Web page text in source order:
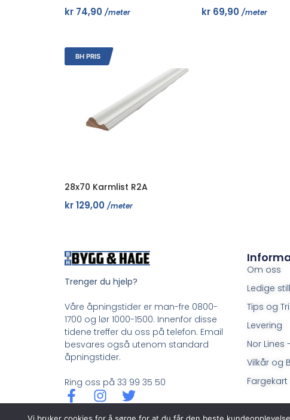
kr74,90 /meter kr 69,90 /meter
BH PRIS
28x70 Karmlist R2A
kr129,00 /meter
Trenger du hjelp?
Våre åpningstider er man-fre 0800-
1700 og lør 1000-1500. Innenfor disse
tidene treffer du oss på telefon. Email
besvares også utenom standard
åpningstider.
Ring oss på 33 99 35 50
Om oss
Ledige
Tips og
Levering
Nor Lines
Vilkår og